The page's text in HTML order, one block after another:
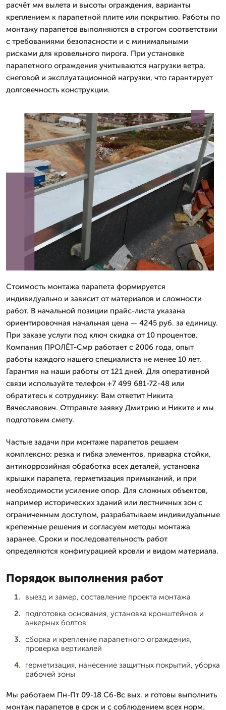
расчёт мм вылета и высоты ограждения, варианты
креплением к парапетной плите или покрытию. Работы по
монтажу парапетов выполняются в строгом соответствии
с требованиями безопасности и с минимальными
рисками для кровельного пирога. При установке
парапетного ограждения учитываются нагрузки ветра,
снеговой и эксплуатационной нагрузки, что гарантирует
долговечность конструкции.
Стоимость монтажа парапета формируется
индивидуально и зависит от материалов и сложности
работ. В начальной позиции прайс-листа указана
ориентировочная начальная цена — 4245 руб. за единицу.
При заказе услуги под ключ скидка от 10 процентов.
Компания ПРОЛЁТ-Смр работает с 2006 года, опыт
работы каждого нашего специалиста не менее 10 лет.
Гарантия на наши работы от 121 дней. Для оперативной
связи используйте телефон +7 499 681-72-48 или
обратитесь к сотруднику: Вам ответит Никита
Вячеславович. Отправьте заявку Дмитрию и Никите и мы
подготовим смету.
Частые задачи при монтаже парапетов решаем
комплексно: резка и гибка элементов, приварка стойки,
антикоррозийная обработка всех деталей, установка
крышки парапета, герметизация примыканий, и при
необходимости усиление опор. Для сложных объектов,
например исторических зданий или лестничных зон с
ограниченным доступом, разрабатываем индивидуальные
крепежные решения и согласуем методы монтажа
заранее. Сроки и последовательность работ
определяются конфигурацией кровли и видом материала.
Порядок выполнения работ
выезд и замер, составление проекта монтажа
подготовка основания, установка кронштейнов и
анкерных болтов
сборка и крепление парапетного ограждения,
проверка вертикалей
герметизация, нанесение защитных покрытий, уборка
рабочей зоны
Мы работаем Пн-Пт 09-18 Сб-Вс вых. и готовы выполнить
монтаж парапетов в срок и с соблюдением всех норм.